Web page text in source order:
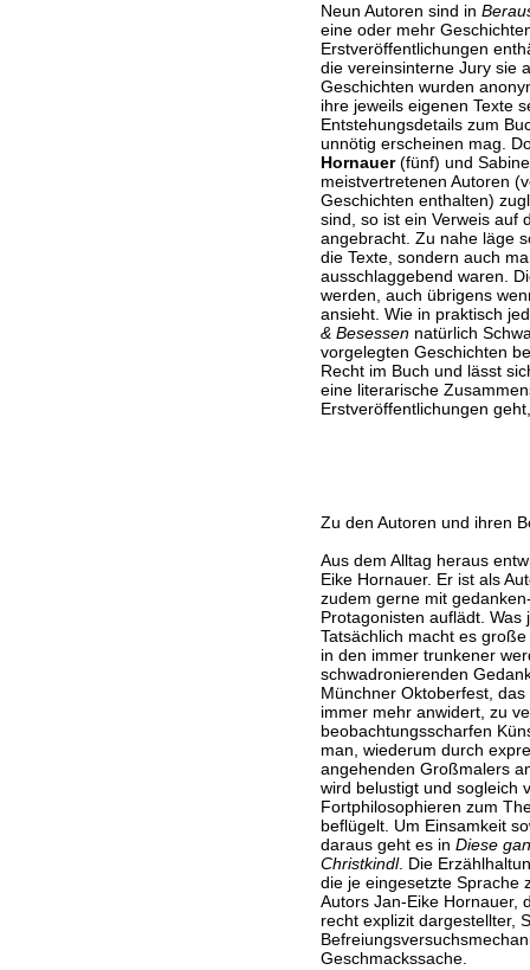
Neun Autoren sind in
eine oder mehr
Erstveröffentlichungen
die vereinsinterne Jury sie
Geschichten wurden
ihre jeweils eigenen Texte
Entstehungsdetails zum
unnötig erscheinen mag.
Hornauer(fünf) und
meistvertretenen Autoren
Geschichten enthalten)
sind, so ist ein Verweis auf
angebracht. Zu nahe läge
die Texte, sondern auch
ausschlaggebend waren.
werden, auch übrigens
ansieht. Wie in praktisch
& Besessennatürlich
vorgelegten Geschichten
Recht im Buch und lässt
eine literarische
Erstveröffentlichungen
Zu den Autoren und ihren
Aus dem Alltag heraus
Eike Hornauer. Er ist als
zudem gerne mit
Protagonisten auflädt.
Tatsächlich macht es
in den immer trunkener
schwadronierenden
Münchner Oktoberfest,
immer mehr anwidert, zu
beobachtungsscharfen
man, wiederum durch
angehenden Großmalers
wird belustigt und sogleich
Fortphilosophieren zum
beflügelt. Um Einsamkeit
daraus geht es in Diese
Christkindl. Die
die je eingesetzte Sprache
Autors Jan-Eike Hornauer,
recht explizit dargestellter,
Geschmackssache.